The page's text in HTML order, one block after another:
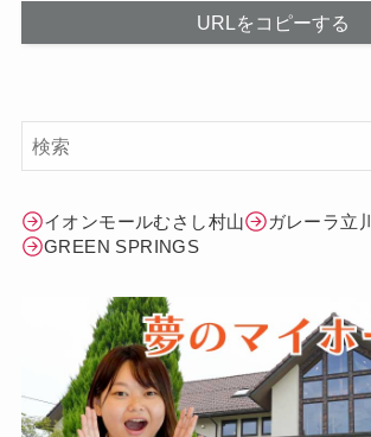
URLをコピーする
イオンモールむさし村山
ガレーラ立川
GREEN SPRINGS